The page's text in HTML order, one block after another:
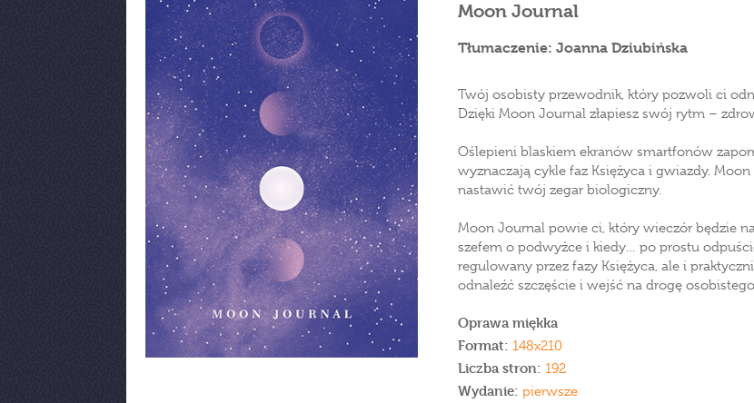
Moon Journal
Tłumaczenie: Joanna Dziubińska
Twój osobisty przewodnik, który pozwoli ci
Dzięki Moon Journal złapiesz swój rytm –
Oślepieni blaskiem ekranów smartfonów
wyznaczają cykle faz Księżyca i gwiazdy.
nastawić twój zegar biologiczny.
Moon Journal powie ci, który wieczór będzie
szefem o podwyżce i kiedy… po prostu
regulowany przez fazy Księżyca, ale i
odnaleźć szczęście i wejść na drogę
Oprawa miękka
Format: 148x210
Liczba stron: 192
Wydanie: pierwsze